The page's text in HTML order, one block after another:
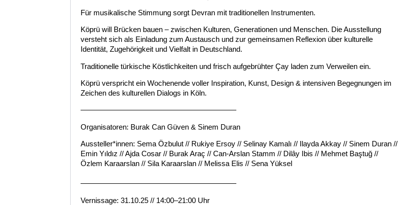
Für musikalische Stimmung sorgt Devran mit traditionellen Instrumenten.
Köprü will Brücken bauen – zwischen Kulturen, Generationen und Menschen. Die Ausstellung
versteht sich als Einladung zum Austausch und zur gemeinsamen Reflexion über kulturelle
Identität, Zugehörigkeit und Vielfalt in Deutschland.
Traditionelle türkische Köstlichkeiten und frisch aufgebrühter Çay laden zum Verweilen ein.
Köprü verspricht ein Wochenende voller Inspiration, Kunst, Design & intensiven Begegnungen im
Zeichen des kulturellen Dialogs in Köln.
—————————————————————
Organisatoren: Burak Can Güven & Sinem Duran
Aussteller*innen: Sema Özbulut // Rukiye Ersoy // Selinay Kamalı // Ilayda Akkay // Sinem Duran //
Emin Yıldız // Ajda Cosar // Burak Araç // Can-Arslan Stamm // Dilây Ibis // Mehmet Baştuğ //
Özlem Karaarslan // Sila Karaarslan // Melissa Elis // Sena Yüksel
—————————————————————
Vernissage: 31.10.25 // 14:00–21:00 Uhr